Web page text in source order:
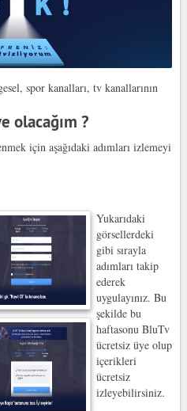
spor kanalları, tv kanallarının
olacağım ?
için aşağıdaki adımları izlemeyi
Yukarıdaki
görsellerdeki
gibi sırayla
adımları takip
ederek
uygulayınız. Bu
şekilde bu
haftasonu BluTv
ücretsiz üye olup
içerikleri
ücretsiz
izleyebilirsiniz.